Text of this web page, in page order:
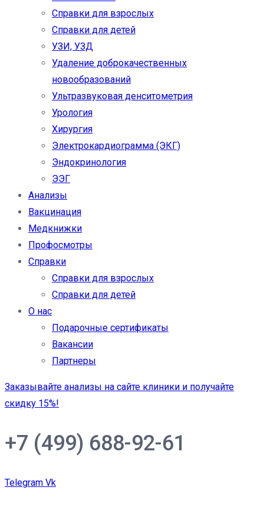
Справки для взрослых
Справки для детей
УЗИ, УЗД
Удаление доброкачественных
новообразований
Ультразвуковая денситометрия
Урология
Хирургия
Электрокардиограмма (ЭКГ)
Эндокринология
ЭЭГ
Анализы
Вакцинация
Медкнижки
Профосмотры
Справки
Справки для взрослых
Справки для детей
О нас
Подарочные сертификаты
Вакансии
Партнеры
Заказывайте анализы на сайте клиники и получайте
скидку 15%!
+7 (499) 688-92-61
Telegram Vk